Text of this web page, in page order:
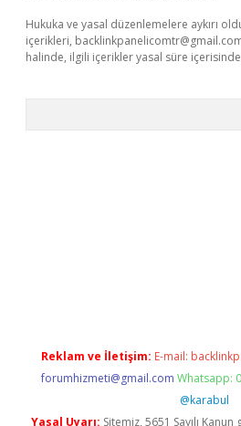
Hukuka ve yasal düzenlemelere aykırı
içerikleri,
halinde, ilgili içerikler yasal süre içerisinde
Reklam ve İletişim: E-mail:
forumhizmeti@gmail.com Whatsapp:
@karabul
Yasal Uyarı: Sitemiz, 5651 Sayılı